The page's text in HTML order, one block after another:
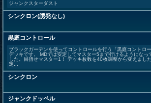
ジャンクスターダスト
シンクロン(誘発なし)
黒庭コントロール
ブラックガーデンを使ってコントロールを行う「黒庭コントロー
デッキです。 MDでは安定してマスター5まで行けるようになっ
した。目指せマスター1！ デッキ枚数を40枚調整から変えまし
定...
シンクロン
ジャンクドッペル